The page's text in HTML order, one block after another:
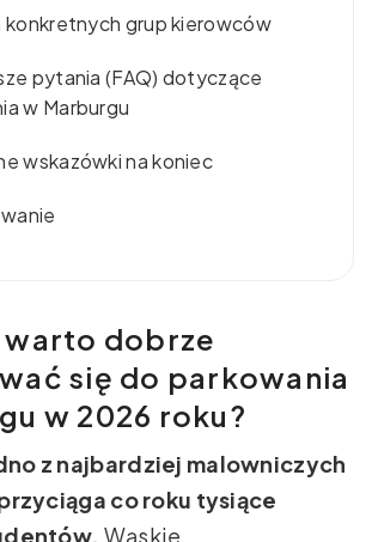
konkretnych grup kierowców
pytania (FAQ) dotyczące
w Marburgu
wskazówki na koniec
warto dobrze
się do parkowania
w 2026 roku?
z najbardziej malowniczych
co roku tysiące
Wąskie,